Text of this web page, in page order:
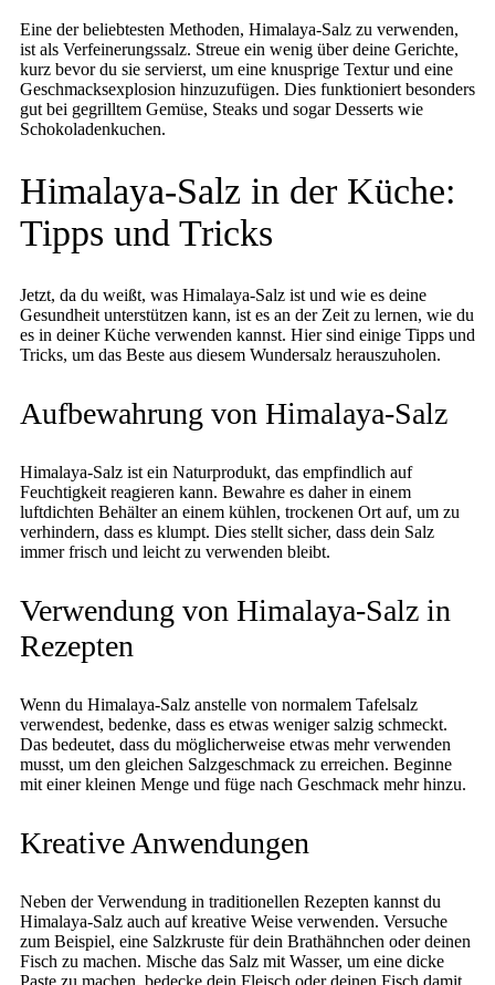
Eine der beliebtesten Methoden, Himalaya-Salz zu verwenden,
ist als Verfeinerungssalz. Streue ein wenig über deine Gerichte,
kurz bevor du sie servierst, um eine knusprige Textur und eine
Geschmacksexplosion hinzuzufügen. Dies funktioniert besonders
gut bei gegrilltem Gemüse, Steaks und sogar Desserts wie
Schokoladenkuchen.
Himalaya-Salz in der Küche:
Tipps und Tricks
Jetzt, da du weißt, was Himalaya-Salz ist und wie es deine
Gesundheit unterstützen kann, ist es an der Zeit zu lernen, wie du
es in deiner Küche verwenden kannst. Hier sind einige Tipps und
Tricks, um das Beste aus diesem Wundersalz herauszuholen.
Aufbewahrung von Himalaya-Salz
Himalaya-Salz ist ein Naturprodukt, das empfindlich auf
Feuchtigkeit reagieren kann. Bewahre es daher in einem
luftdichten Behälter an einem kühlen, trockenen Ort auf, um zu
verhindern, dass es klumpt. Dies stellt sicher, dass dein Salz
immer frisch und leicht zu verwenden bleibt.
Verwendung von Himalaya-Salz in
Rezepten
Wenn du Himalaya-Salz anstelle von normalem Tafelsalz
verwendest, bedenke, dass es etwas weniger salzig schmeckt.
Das bedeutet, dass du möglicherweise etwas mehr verwenden
musst, um den gleichen Salzgeschmack zu erreichen. Beginne
mit einer kleinen Menge und füge nach Geschmack mehr hinzu.
Kreative Anwendungen
Neben der Verwendung in traditionellen Rezepten kannst du
Himalaya-Salz auch auf kreative Weise verwenden. Versuche
zum Beispiel, eine Salzkruste für dein Brathähnchen oder deinen
Fisch zu machen. Mische das Salz mit Wasser, um eine dicke